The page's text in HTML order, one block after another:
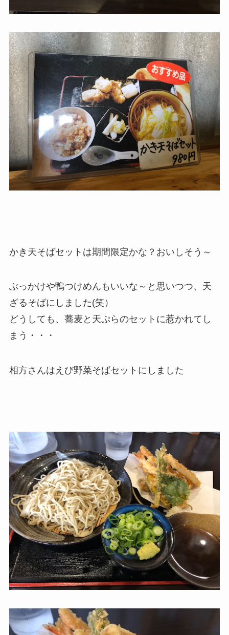
かき天そばセットは期間限定かな？おいしそう～
ぶっかけや鴨つけめんもいいな～と思いつつ、天
ざるそばにしました(笑）
どうしても、蕎麦と天ぷらのセットに惹かれてし
まう・・・
相方さんはえび野菜そばセットにしました